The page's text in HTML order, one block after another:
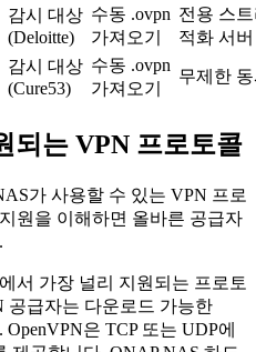
감시 대상
(Deloitte)
수동 .ovpn
가져오기
전용 스
적화 서버
감시 대상
(Cure53)
수동 .ovpn
가져오기
무제한
되는 VPN 프로토콜
가 사용할 수 있는 VPN 프로
원을 이해하면 올바른 공급자
서 가장 널리 지원되는 프로토
공급자는 다운로드 가능한
은 TCP 또는 UDP에